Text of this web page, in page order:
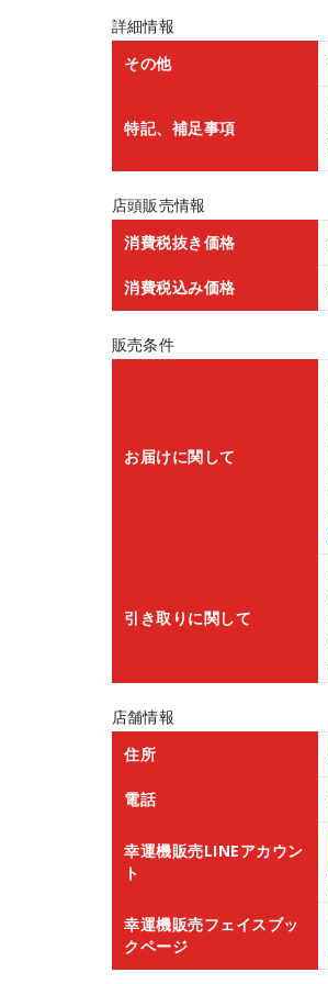
詳細情報
その他
特記、補足事項
店頭販売情報
消費税抜き価格
消費税込み価格
販売条件
お届けに関して
引き取りに関して
店舗情報
住所
電話
幸運機販売LINEアカウン
ト
幸運機販売フェイスブッ
クページ